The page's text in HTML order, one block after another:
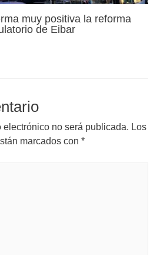
muy positiva la reforma
de Eibar
electrónico no será publicada. Los
marcados con *